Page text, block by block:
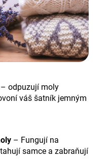
– odpuzují moly
váš šatník jemným
– Fungují na
samce a zabraňují